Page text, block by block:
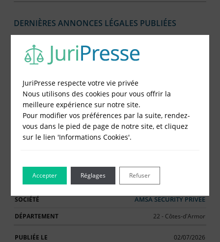
DERNIÈRES ANNONCES LÉGALES PUBLIÉES
le
Journal Genre Société
Société par Actions Simplifiées (SAS)
92 - Hauts-de-Seine
Constitution de Société
Société à Responsabilité Limitée (SARL)
AMSA SECURITY PRIVEE
22 - Côtes-d'Armor
02/07/2026
JuriPresse respecte votre vie privée
Nous utilisons des cookies pour vous offrir la
meilleure expérience sur notre site.
Pour modifier vos préférences par la suite, rendez-
vous dans le pied de page de notre site, et cliquez
sur le lien 'Informations Cookies'.
Accepter Refuser
Réglages